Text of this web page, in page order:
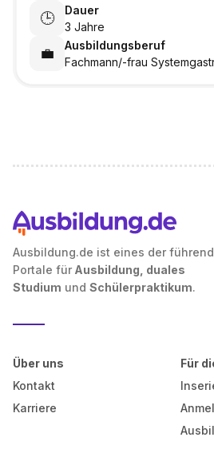
🕒
Dauer
3 Jahre
💼
Ausbildungsberuf
Fachmann/-frau
Ausbildung.de ist eines der
Portale für Ausbildung, duales
Studium und Schülerpraktikum.
Über uns
Kontakt
Karriere
Für